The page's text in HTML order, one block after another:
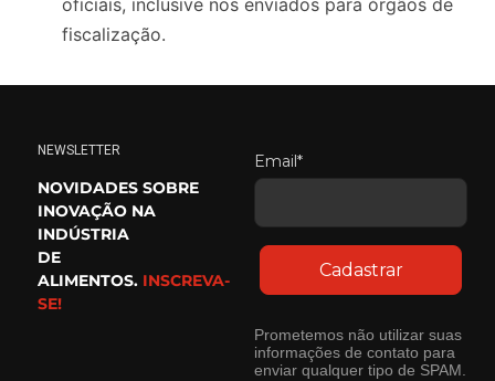
oficiais, inclusive nos enviados para órgãos de
fiscalização.
NEWSLETTER
NOVIDADES SOBRE
INOVAÇÃO NA
INDÚSTRIA
DE
ALIMENTOS. INSCREVA-
SE!
Email*
Cadastrar
Prometemos não utilizar suas
informações de contato para
enviar qualquer tipo de SPAM.